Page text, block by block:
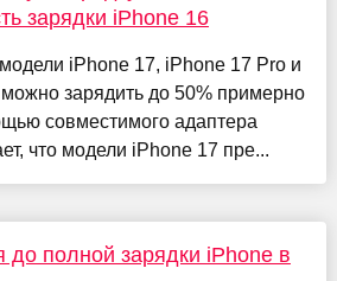
зарядки iPhone 16
iPhone 17, iPhone 17 Pro и
зарядить до 50% примерно
совместимого адаптера
что модели iPhone 17 пре...
до полной зарядки iPhone в